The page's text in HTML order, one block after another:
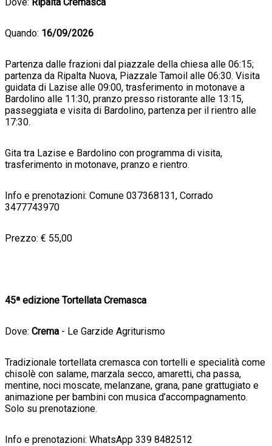
Quando: 16/09/2026
Partenza dalle frazioni dal piazzale della chiesa alle 06:15;
partenza da Ripalta Nuova, Piazzale Tamoil alle 06:30. Visita
guidata di Lazise alle 09:00, trasferimento in motonave a
Bardolino alle 11:30, pranzo presso ristorante alle 13:15,
passeggiata e visita di Bardolino, partenza per il rientro alle
17:30.
Gita tra Lazise e Bardolino con programma di visita,
trasferimento in motonave, pranzo e rientro.
Info e prenotazioni: Comune 037368131, Corrado
3477743970
Prezzo: € 55,00
45ª edizione Tortellata Cremasca
Dove: Crema - Le Garzide Agriturismo
Tradizionale tortellata cremasca con tortelli e specialità come
chisolè con salame, marzala secco, amaretti, cha passa,
mentine, noci moscate, melanzane, grana, pane grattugiato e
animazione per bambini con musica d’accompagnamento.
Solo su prenotazione.
Info e prenotazioni: WhatsApp 339 8482512